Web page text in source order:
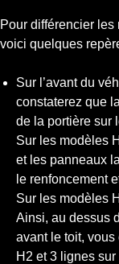
Pour différencier les
voici quelques
Sur l’avant du
constaterez que
de la portière sur
Sur les modèles
et les panneaux
le renfoncement
Sur les modèles
Ainsi, au dessus
avant le toit,
H2 et 3 lignes sur